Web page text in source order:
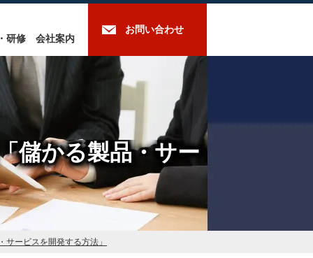
お問い合わせ
研修 会社案内
儲かる製品・サー
ービスを開発する方法」